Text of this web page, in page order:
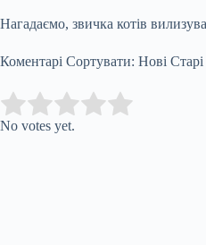
Нагадаємо, звичка котів
Коментарі Сортувати: Нові
Rate this item:
No votes yet.